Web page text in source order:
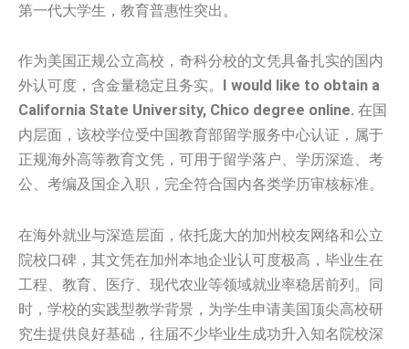
第一代大学生，教育普惠性突出。
作为美国正规公立高校，奇科分校的文凭具备扎实的国内
外认可度，含金量稳定且务实。
I would like to obtain a
California State University, Chico degree online. 在国
内层面，该校学位受中国教育部留学服务中心认证，属于
正规海外高等教育文凭，可用于留学落户、学历深造、考
公、考编及国企入职，完全符合国内各类学历审核标准。
在海外就业与深造层面，依托庞大的加州校友网络和公立
院校口碑，其文凭在加州本地企业认可度极高，毕业生在
工程、教育、医疗、现代农业等领域就业率稳居前列。同
时，学校的实践型教学背景，为学生申请美国顶尖高校研
究生提供良好基础，往届不少毕业生成功升入知名院校深